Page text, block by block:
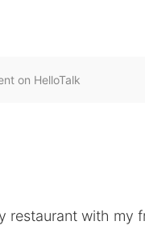
on HelloTalk
restaurant with my